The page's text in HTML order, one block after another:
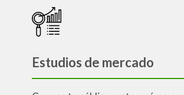
Estudios de mercado